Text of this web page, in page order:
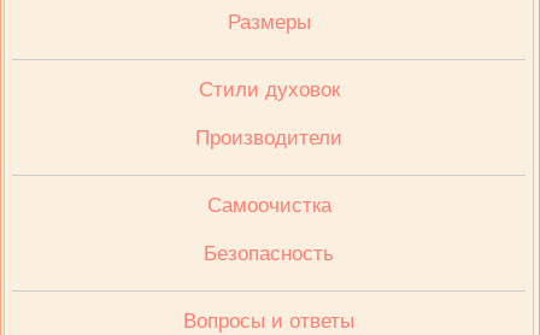
Размеры
Стили духовок
Производители
Cамоочистка
Безопасность
Вопросы и ответы